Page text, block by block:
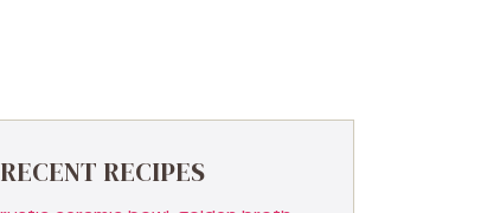
RECENT RECIPES